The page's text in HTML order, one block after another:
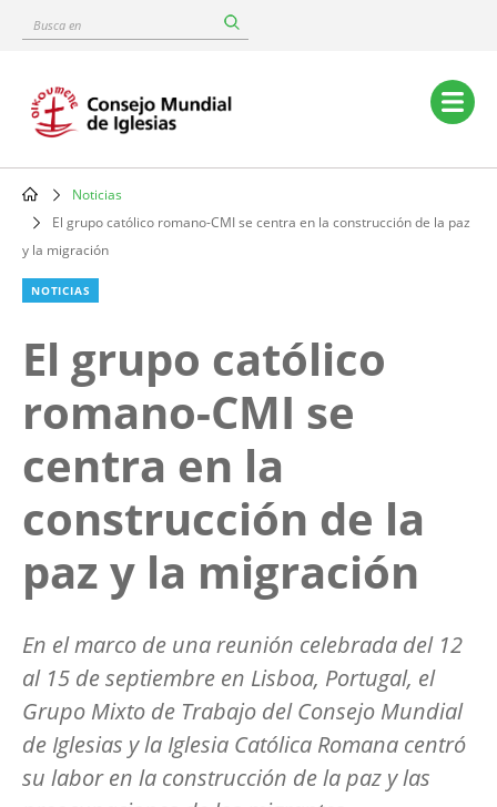
content
Busca
Main
navigation
Breadcrumb
Noticias
El grupo católico romano-CMI se centra en la construcción de la paz
y la migración
NOTICIAS
El grupo católico
romano-CMI se
centra en la
construcción de la
paz y la migración
En el marco de una reunión celebrada del 12
al 15 de septiembre en Lisboa, Portugal, el
Grupo Mixto de Trabajo del Consejo Mundial
de Iglesias y la Iglesia Católica Romana centró
su labor en la construcción de la paz y las